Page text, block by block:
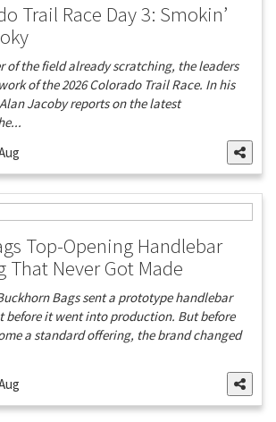
Trail Race Day 3: Smokin’
of the field already scratching, the leaders
of the 2026 Colorado Trail Race. In his
Jacoby reports on the latest
Top-Opening Handlebar
That Never Got Made
Bags sent a prototype handlebar
before it went into production. But before
a standard offering, the brand changed